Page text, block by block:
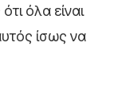
όλα είναι
ίσως να